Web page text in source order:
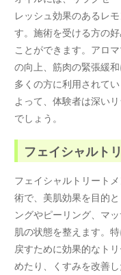
レッシュ効果のあるレ
す。施術を受ける方の
ことができます。アロ
の向上、筋肉の緊張緩
多くの方に利用されて
よって、体験者は深い
でしょう。
フェイシャルト
フェイシャルトリート
術で、美肌効果を目的
ングやピーリング、マ
肌の状態を整えます。
戻すために効果的なト
めたり、くすみを改善